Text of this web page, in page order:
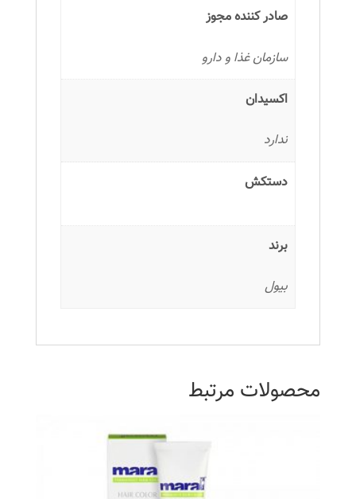
صادر کننده مجوز
سازمان غذا و دارو
اکسیدان
ندارد
دستکش
برند
بیول
محصولات مرتبط